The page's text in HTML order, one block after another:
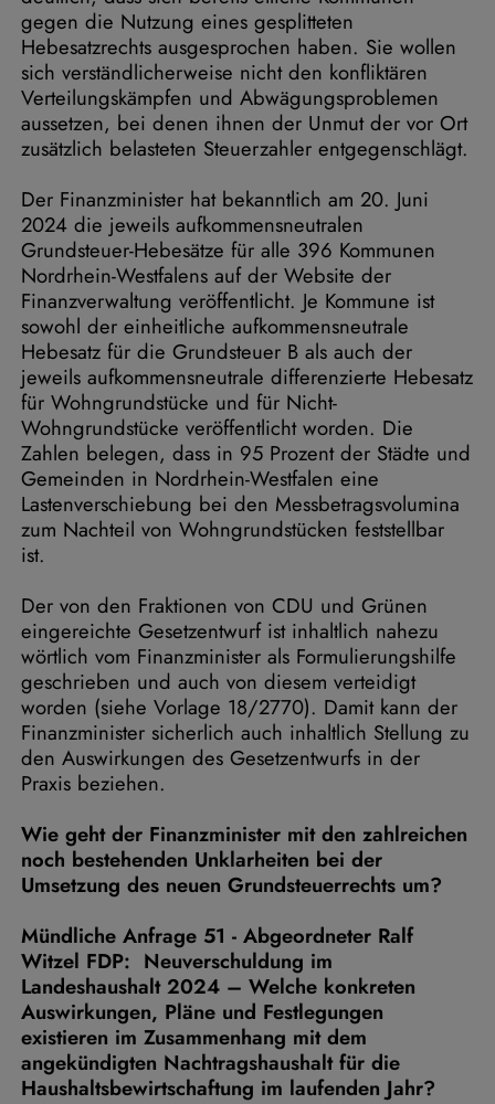
gegen die Nutzung eines gesplitteten
Hebesatzrechts ausgesprochen haben. Sie wollen
sich verständlicherweise nicht den konfliktären
Verteilungskämpfen und Abwägungsproblemen
aussetzen, bei denen ihnen der Unmut der vor Ort
zusätzlich belasteten Steuerzahler entgegenschlägt.
Der Finanzminister hat bekanntlich am 20. Juni
2024 die jeweils aufkommensneutralen
Grundsteuer-Hebesätze für alle 396 Kommunen
Nordrhein-Westfalens auf der Website der
Finanzverwaltung veröffentlicht. Je Kommune ist
sowohl der einheitliche aufkommensneutrale
Hebesatz für die Grundsteuer B als auch der
jeweils aufkommensneutrale differenzierte Hebesatz
für Wohngrundstücke und für Nicht-
Wohngrundstücke veröffentlicht worden. Die
Zahlen belegen, dass in 95 Prozent der Städte und
Gemeinden in Nordrhein-Westfalen eine
Lastenverschiebung bei den Messbetragsvolumina
zum Nachteil von Wohngrundstücken feststellbar
ist.
Der von den Fraktionen von CDU und Grünen
eingereichte Gesetzentwurf ist inhaltlich nahezu
wörtlich vom Finanzminister als Formulierungshilfe
geschrieben und auch von diesem verteidigt
worden (siehe Vorlage 18/2770). Damit kann der
Finanzminister sicherlich auch inhaltlich Stellung zu
den Auswirkungen des Gesetzentwurfs in der
Praxis beziehen.
Wie geht der Finanzminister mit den zahlreichen
noch bestehenden Unklarheiten bei der
Umsetzung des neuen Grundsteuerrechts um?
Mündliche Anfrage 51 - Abgeordneter Ralf
Witzel FDP: Neuverschuldung im
Landeshaushalt 2024 – Welche konkreten
Auswirkungen, Pläne und Festlegungen
existieren im Zusammenhang mit dem
angekündigten Nachtragshaushalt für die
Haushaltsbewirtschaftung im laufenden Jahr?